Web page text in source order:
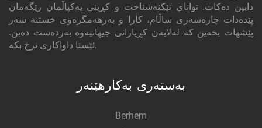
دابین دەکات. توانای تێکنەشناخت و کڕینی یەکپاڵمان رێگەمان
پێدەدات چارەسەری ساڵام، کارا و بەرهەمگرەوی خستنە سەر
پێشهات بخەین کە لەلایەن کڕیارانی جیهانیەوە بەردەست دەبن.
ئێستا داواکاری نرخ بکە.
بەستەری بەکارهێنەر
Berhem